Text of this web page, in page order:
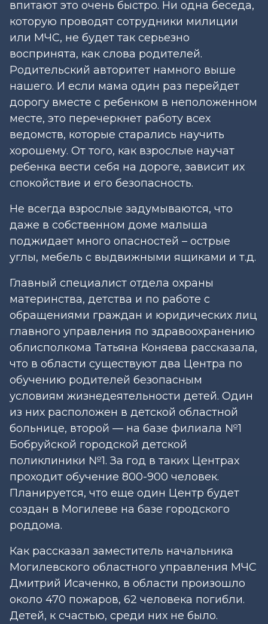
впитают это очень быстро. Ни одна беседа,
которую проводят сотрудники милиции
или МЧС, не будет так серьезно
воспринята, как слова родителей.
Родительский авторитет намного выше
нашего. И если мама один раз перейдет
дорогу вместе с ребенком в неположенном
месте, это перечеркнет работу всех
ведомств, которые старались научить
хорошему. От того, как взрослые научат
ребенка вести себя на дороге, зависит их
спокойствие и его безопасность.
Не всегда взрослые задумываются, что
даже в собственном доме малыша
поджидает много опасностей – острые
углы, мебель с выдвижными ящиками и т.д.
Главный специалист отдела охраны
материнства, детства и по работе с
обращениями граждан и юридических лиц
главного управления по здравоохранению
облисполкома Татьяна Коняева рассказала,
что в области существуют два Центра по
обучению родителей безопасным
условиям жизнедеятельности детей. Один
из них расположен в детской областной
больнице, второй — на базе филиала №1
Бобруйской городской детской
поликлиники №1. За год в таких Центрах
проходит обучение 800-900 человек.
Планируется, что еще один Центр будет
создан в Могилеве на базе городского
роддома.
Как рассказал заместитель начальника
Могилевского областного управления МЧС
Дмитрий Исаченко, в области произошло
около 470 пожаров, 62 человека погибли.
Детей, к счастью, среди них не было.